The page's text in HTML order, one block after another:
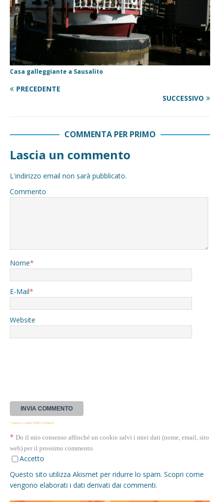
Casa galleggiante a Sausalito
PRECEDENTE
SUCCESSIVO
COMMENTA PER PRIMO
Lascia un commento
L'indirizzo email non sarà pubblicato.
Commento
Nome*
E-Mail*
Website
* Questa casella GDPR è richiesta
* Do il mio consenso affinché un cookie salvi i miei dati (nome, email, sito
web) per il prossimo commento.
Accetto
Questo sito utilizza Akismet per ridurre lo spam. Scopri come
vengono elaborati i dati derivati dai commenti.